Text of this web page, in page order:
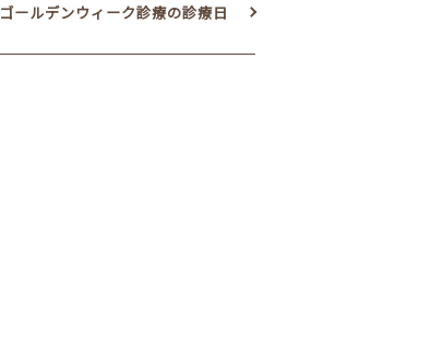
ゴールデンウィーク診療の診療日